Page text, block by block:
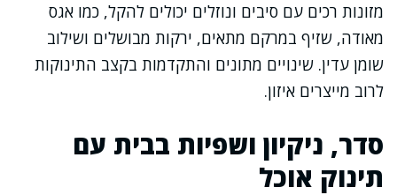
מזונות רכים עם סיבים ונוזלים יכולים להקל, כמו אגס
מאודה, שזיף במרקם מתאים, ירקות מבושלים ושילוב
שומן עדין. שינויים מתונים והתקדמות בקצב התינוקות
לרוב מייצרים איזון.
סדר, ניקיון ושפיות בבית עם
תינוק אוכל